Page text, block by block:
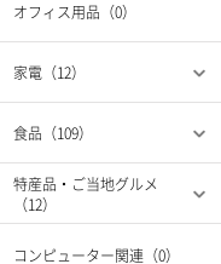
オフィス用品（0）
家電（12）
食品（109）
特産品・ご当地グルメ
（12）
コンピューター関連（0）